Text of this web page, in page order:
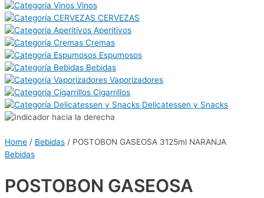
Vinos
CERVEZAS
Aperitivos
Cremas
Espumosos
Bebidas
Vaporizadores
Cigarrillos
Delicatessen y Snacks
Home / Bebidas / POSTOBON GASEOSA 3125ml NARANJA
Bebidas
POSTOBON GASEOSA